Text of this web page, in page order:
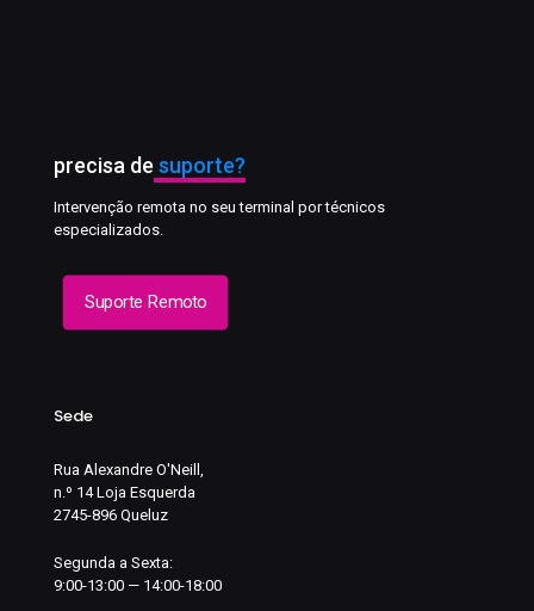
precisa de suporte?
Intervenção remota no seu terminal por técnicos
especializados.
Suporte Remoto
Sede
Rua Alexandre O'Neill,
n.º 14 Loja Esquerda
2745-896 Queluz
Segunda a Sexta:
9:00-13:00 — 14:00-18:00